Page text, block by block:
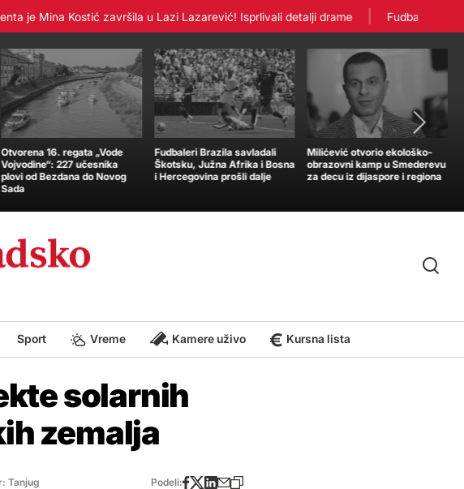
je Mina Kostić završila u Lazi Lazarević! Isprlivali detalji drame Fudbaleri
Otvorena 16. regata „Vode
Vojvodine“: 227 učesnika
plovi od Bezdana do Novog
Sada
Fudbaleri Brazila savladali
Škotsku, Južna Afrika i Bosna
i Hercegovina prošli dalje
Milićević otvorio ekološko-
obrazovni kamp u Smederevu
za decu iz dijaspore i regiona
Sport Vreme Kamere uživo Kursna lista
solarnih
zemalja
Tanjug Podeli: